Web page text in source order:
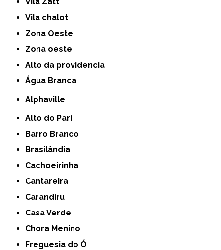
Vila Zatt
Vila chalot
Zona Oeste
Zona oeste
alto da providencia
Água Branca
Alphaville
Alto do Pari
Barro Branco
Brasilândia
Cachoeirinha
Cantareira
Carandiru
Casa Verde
Chora Menino
Freguesia do Ó